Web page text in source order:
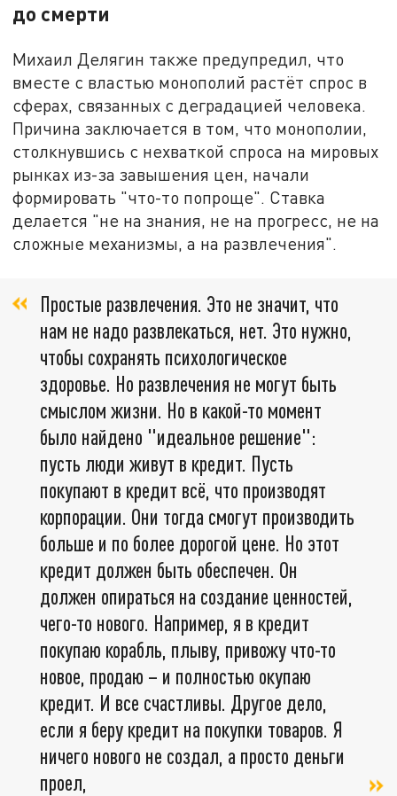
до смерти
Михаил Делягин также предупредил, что
вместе с властью монополий растёт спрос в
сферах, связанных с деградацией человека.
Причина заключается в том, что монополии,
столкнувшись с нехваткой спроса на мировых
рынках из-за завышения цен, начали
формировать "что-то попроще". Ставка
делается "не на знания, не на прогресс, не на
сложные механизмы, а на развлечения".
Простые развлечения. Это не значит, что
нам не надо развлекаться, нет. Это нужно,
чтобы сохранять психологическое
здоровье. Но развлечения не могут быть
смыслом жизни. Но в какой-то момент
было найдено "идеальное решение":
пусть люди живут в кредит. Пусть
покупают в кредит всё, что производят
корпорации. Они тогда смогут производить
больше и по более дорогой цене. Но этот
кредит должен быть обеспечен. Он
должен опираться на создание ценностей,
чего-то нового. Например, я в кредит
покупаю корабль, плыву, привожу что-то
новое, продаю – и полностью окупаю
кредит. И все счастливы. Другое дело,
если я беру кредит на покупки товаров. Я
ничего нового не создал, а просто деньги
проел,